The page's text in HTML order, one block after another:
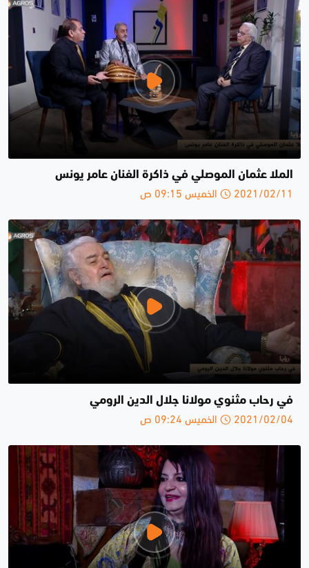
الملا عثمان الموصلي في ذاكرة الفنان عامر يونس
2021/02/11 الخميس 09:15 ص
في رحاب مثنوي مولانا جلال الدين الرومي
2021/02/04 الخميس 09:24 ص